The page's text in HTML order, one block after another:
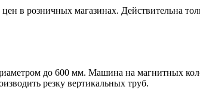
в розничных магазинах. Действительна
до 600 мм. Машина на магнитных
резку вертикальных труб.